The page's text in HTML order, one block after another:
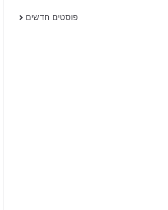
פוסטים חדשים